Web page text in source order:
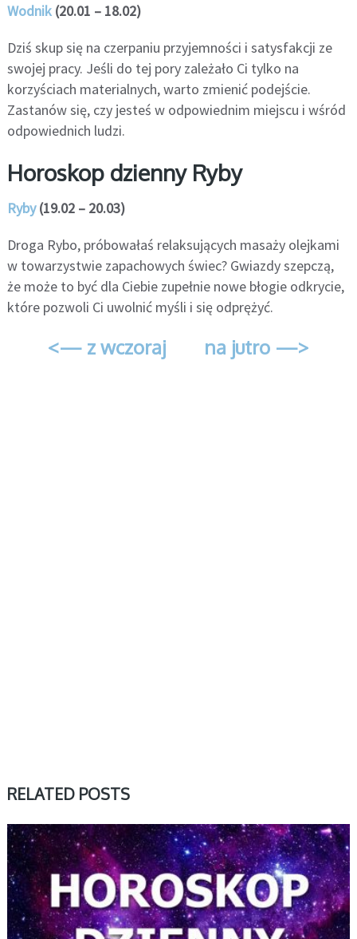
Wodnik(20.01 – 18.02)
Dziś skup się na czerpaniu przyjemności i satysfakcji ze
swojej pracy. Jeśli do tej pory zależało Ci tylko na
korzyściach materialnych, warto zmienić podejście.
Zastanów się, czy jesteś w odpowiednim miejscu i wśród
odpowiednich ludzi.
Horoskop dzienny Ryby
Ryby(19.02 – 20.03)
Droga Rybo, próbowałaś relaksujących masaży olejkami
w towarzystwie zapachowych świec? Gwiazdy szepczą,
że może to być dla Ciebie zupełnie nowe błogie odkrycie,
które pozwoli Ci uwolnić myśli i się odprężyć.
<— z wczoraj na jutro —>
RELATED POSTS
DZIENNY